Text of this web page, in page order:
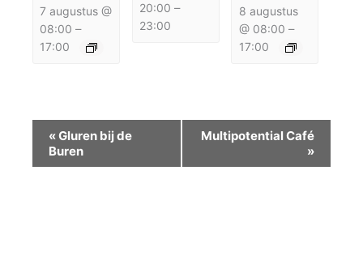
7 augustus @
08:00 –
17:00
20:00 –
23:00
8 augustus
@ 08:00 –
17:00
Evenement
Navigatie
«Gluren bij de
Buren
Multipotential Café
»